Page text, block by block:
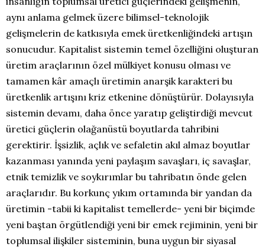
aynı anlama gelmek üzere bilimsel-teknolojik
gelişmelerin de katkısıyla emek üretkenliğindeki artışın
sonucudur. Kapitalist sistemin temel özelliğini oluşturan
üretim araçlarının özel mülkiyet konusu olması ve
tamamen kâr amaçlı üretimin anarşik karakteri bu
üretkenlik artışını kriz etkenine dönüştürür. Dolayısıyla
sistemin devamı, daha önce yaratıp geliştirdiği mevcut
üretici güçlerin olağanüstü boyutlarda tahribini
gerektirir. İşsizlik, açlık ve sefaletin akıl almaz boyutlar
kazanması yanında yeni paylaşım savaşları, iç savaşlar,
etnik temizlik ve soykırımlar bu tahribatın önde gelen
araçlarıdır. Bu korkunç yıkım ortamında bir yandan da
üretimin -tabii ki kapitalist temellerde- yeni bir biçimde
yeni baştan örgütlendiği yeni bir emek rejiminin, yeni bir
toplumsal ilişkiler sisteminin, buna uygun bir siyasal